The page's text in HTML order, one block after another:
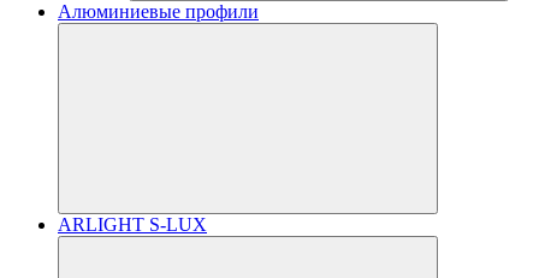
Алюминиевые профили
ARLIGHT S-LUX